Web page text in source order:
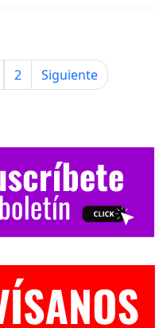
2 Siguiente